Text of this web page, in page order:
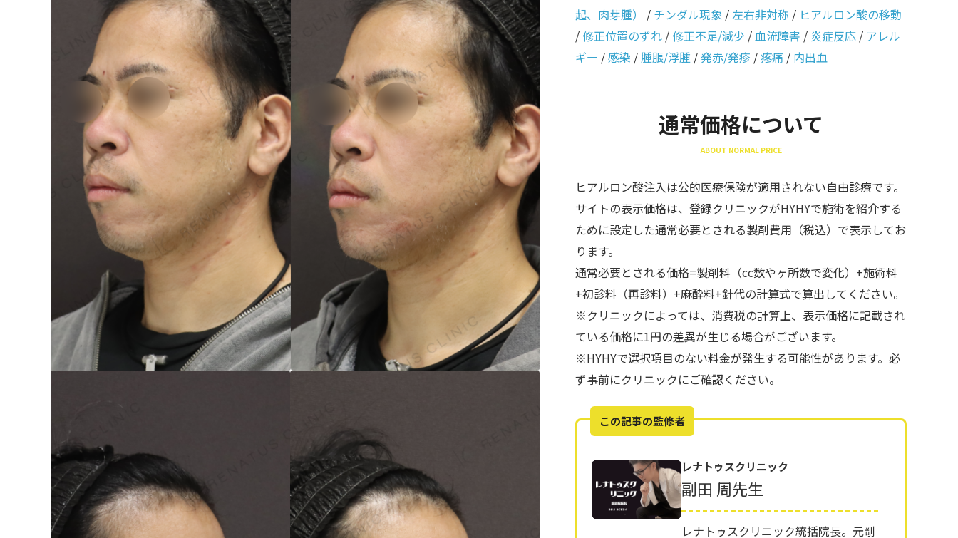
ヒアルロン酸リフトアッ
10代
30代
40代
70代
80代
90代
地域から探す
大阪
福岡
起、肉芽腫）
/ チンダル現象 /左右非対称 / ヒアルロン酸の移動
/修正位置のずれ /修正不足/減少 /血流障害 / 炎症反応 / アレル
ギー /感染 /腫脹/浮腫 /発赤/発疹 /疼痛 / 内出血
通常価格について
ABOUT NORMAL PRICE
ヒアルロン酸注入は公的医療保険が適用されない自由診療です。
サイトの表示価格は、登録クリニックがHYHYで施術を紹介する
ために設定した通常必要とされる製剤費用（税込）で表示してお
ります。
通常必要とされる価格=製剤料（cc数やヶ所数で変化）+施術料
+初診料（再診料）+麻酔料+針代の計算式で算出してください。
※クリニックによっては、消費税の計算上、表示価格に記載され
ている価格に1円の差異が生じる場合がございます。
※HYHYで選択項目のない料金が発生する可能性があります。必
ず事前にクリニックにご確認ください。
この記事の監修者
レナトゥスクリニック
副田 周先生
レナトゥスクリニック統括院長。元剛